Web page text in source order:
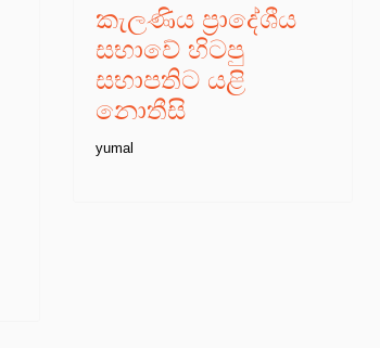
කැලණිය ප්‍රාදේශීය
සභාවේ හිටපු
සභාපතිට යළි
නොතීසි
yumal